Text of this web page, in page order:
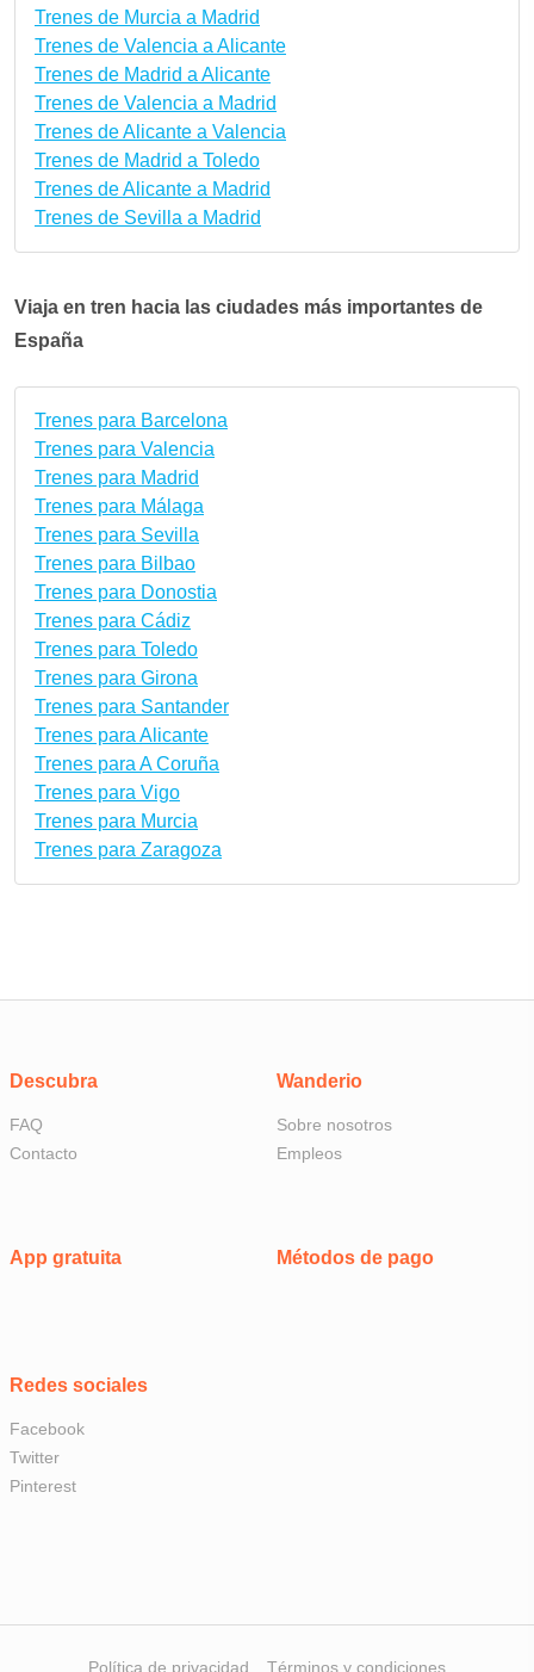
Trenes de Murcia a Madrid
Trenes de Valencia a Alicante
Trenes de Madrid a Alicante
Trenes de Valencia a Madrid
Trenes de Alicante a Valencia
Trenes de Madrid a Toledo
Trenes de Alicante a Madrid
Trenes de Sevilla a Madrid
Viaja en tren hacia las ciudades más importantes de
España
Trenes para Barcelona
Trenes para Valencia
Trenes para Madrid
Trenes para Málaga
Trenes para Sevilla
Trenes para Bilbao
Trenes para Donostia
Trenes para Cádiz
Trenes para Toledo
Trenes para Girona
Trenes para Santander
Trenes para Alicante
Trenes para A Coruña
Trenes para Vigo
Trenes para Murcia
Trenes para Zaragoza
Descubra
FAQ
Contacto
Wanderio
Sobre nosotros
Empleos
App gratuita
Redes sociales
Facebook
Twitter
Pinterest
Métodos de pago
Política de privacidad Términos y condiciones